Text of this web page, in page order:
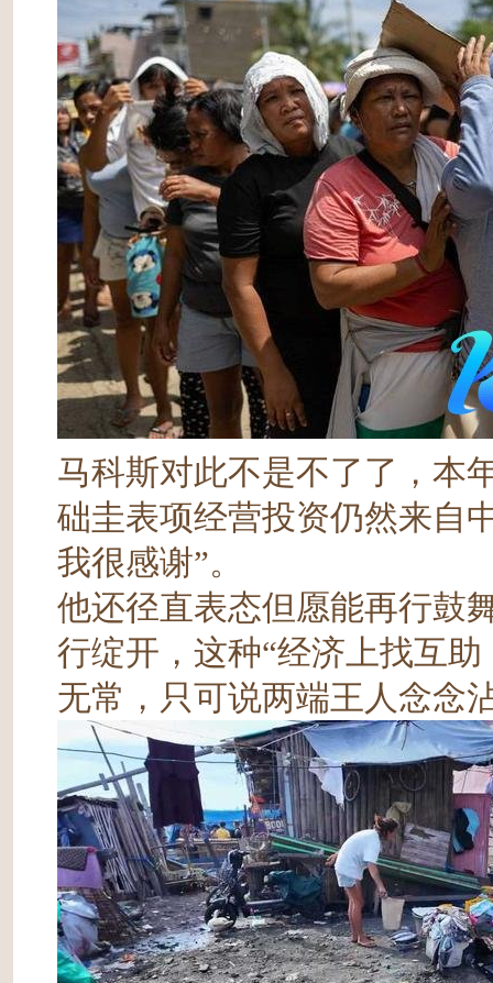
马科斯对此不是不了了，本
础圭表项经营投资仍然来自
我很感谢”。
他还径直表态但愿能再行鼓
行绽开，这种“经济上找互
无常，只可说两端王人念念